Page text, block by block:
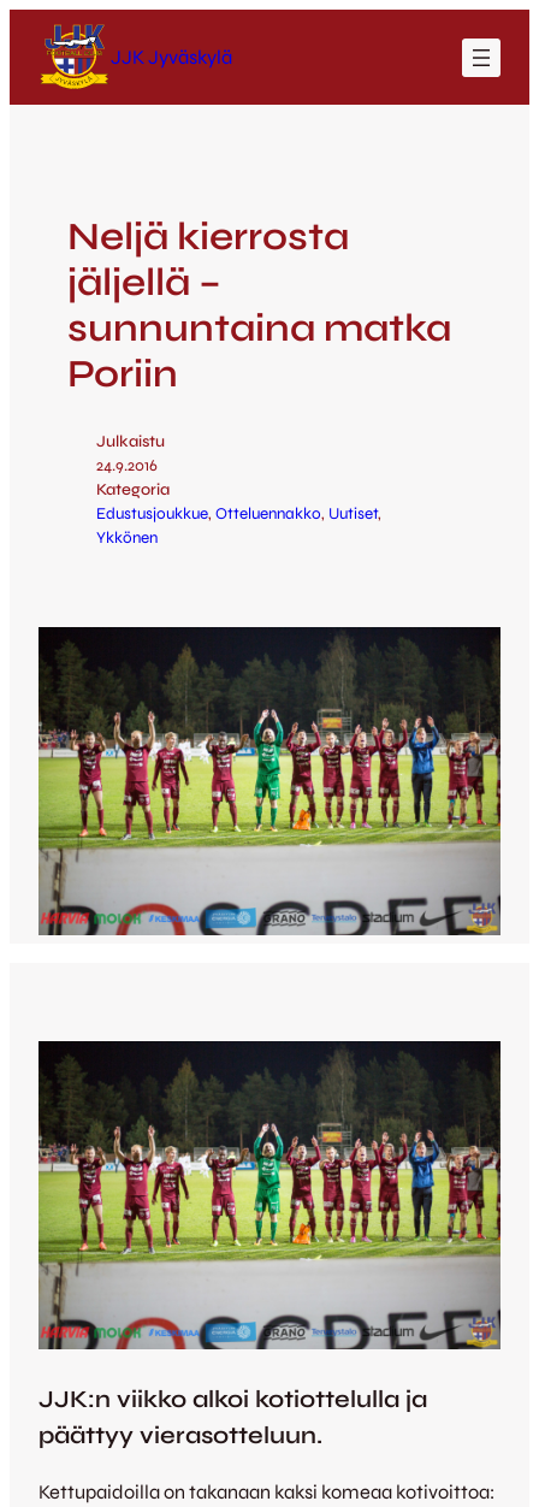
JJK Jyväskylä
Neljä kierrosta
jäljellä –
sunnuntaina matka
Poriin
Julkaistu
24.9.2016
Kategoria
Edustusjoukkue, Otteluennakko, Uutiset
Ykkönen
JJK:n viikko alkoi kotiottelulla ja
päättyy vierasotteluun.
Kettupaidoilla on takanaan kaksi komeaa kotivoittoa: